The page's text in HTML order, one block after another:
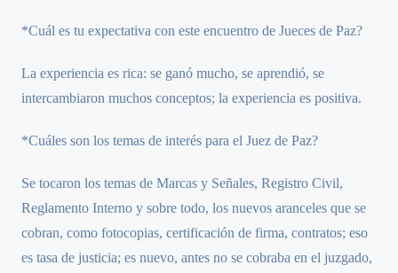
*Cuál es tu expectativa con este encuentro de Jueces de Paz?
La experiencia es rica: se ganó mucho, se aprendió, se
intercambiaron muchos conceptos; la experiencia es positiva.
*Cuáles son los temas de interés para el Juez de Paz?
Se tocaron los temas de Marcas y Señales, Registro Civil,
Reglamento Interno y sobre todo, los nuevos aranceles que se
cobran, como fotocopias, certificación de firma, contratos; eso
es tasa de justicia; es nuevo, antes no se cobraba en el juzgado,